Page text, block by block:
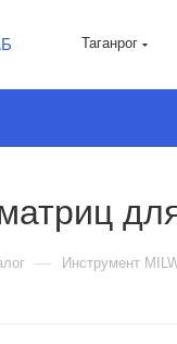
Таганрог
— Инструмент